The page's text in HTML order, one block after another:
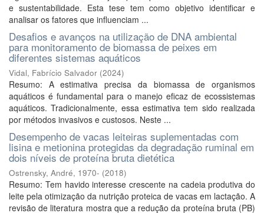
e sustentabilidade. Esta tese tem como objetivo identificar e
analisar os fatores que influenciam ...
Desafios e avanços na utilização de DNA ambiental
para monitoramento de biomassa de peixes em
diferentes sistemas aquáticos
Vidal, Fabrício Salvador (2024)
Resumo: A estimativa precisa da biomassa de organismos
aquáticos é fundamental para o manejo eficaz de ecossistemas
aquáticos. Tradicionalmente, essa estimativa tem sido realizada
por métodos invasivos e custosos. Neste ...
Desempenho de vacas leiteiras suplementadas com
lisina e metionina protegidas da degradação ruminal em
dois níveis de proteína bruta dietética
Ostrensky, André, 1970- (2018)
Resumo: Tem havido interesse crescente na cadeia produtiva do
leite pela otimização da nutrição proteica de vacas em lactação. A
revisão de literatura mostra que a redução da proteína bruta (PB)